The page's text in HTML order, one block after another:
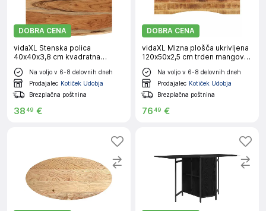
DOBRA CENA
vidaXL Stenska polica
40x40x3,8 cm kvadratna
akacija naraven rob
Na voljo v 6-8 delovnih dneh
Prodajalec Kotiček Udobja
Brezplačna poštnina
3849 €
DOBRA CENA
vidaXL Mizna plošča ukrivljena
120x50x2,5 cm trden mangov
les
Na voljo v 6-8 delovnih dneh
Prodajalec Kotiček Udobja
Brezplačna poštnina
7649 €